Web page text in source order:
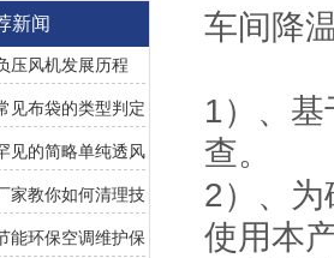
新闻
压风机发展历程
见布袋的类型判定
见的简略单纯透风
家教你如何清理技
能环保空调维护保
车间降
1）、
查。
2）、
使用本